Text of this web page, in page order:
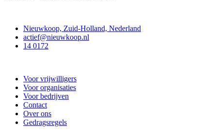
Nieuwkoop, Zuid-Holland, Nederland
actief@nieuwkoop.nl
14 0172
Voor vrijwilligers
Voor organisaties
Voor bedrijven
Contact
Over ons
Gedragsregels